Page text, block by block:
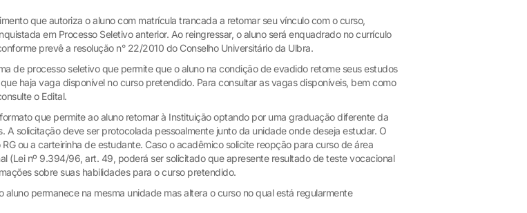
que autoriza o aluno com matrícula trancada a retomar seu vínculo com o curso,
em Processo Seletivo anterior. Ao reingressar, o aluno será enquadrado no currículo
prevê a resolução n° 22/2010 do Conselho Universitário da Ulbra.
de processo seletivo que permite que o aluno na condição de evadido retome seus estudos
haja vaga disponível no curso pretendido. Para consultar as vagas disponíveis, bem como
o Edital.
que permite ao aluno retornar à Instituição optando por uma graduação diferente da
A solicitação deve ser protocolada pessoalmente junto da unidade onde deseja estudar. O
ou a carteirinha de estudante. Caso o acadêmico solicite reopção para curso de área
(Lei nº 9.394/96, art. 49, poderá ser solicitado que apresente resultado de teste vocacional
sobre suas habilidades para o curso pretendido.
aluno permanece na mesma unidade mas altera o curso no qual está regularmente